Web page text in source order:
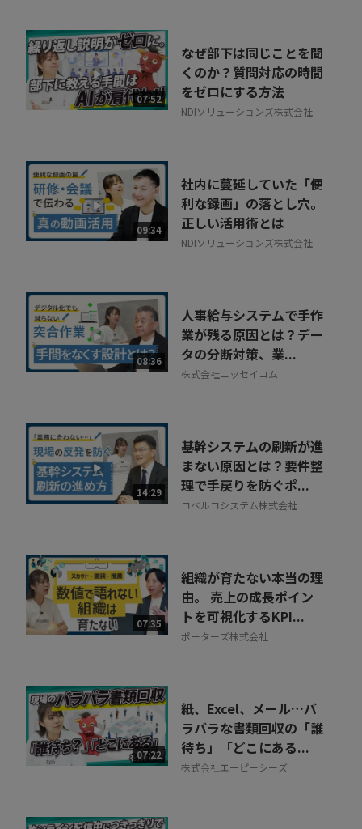
07:52
なぜ部下は同じことを聞
くのか？質問対応の時間
をゼロにする方法
NDIソリューションズ株式会社
09:34
社内に蔓延していた「便
利な録画」の落とし穴。
正しい活用術とは
NDIソリューションズ株式会社
08:36
人事給与システムで手作
業が残る原因とは？デー
タの分断対策、業...
株式会社ニッセイコム
14:29
基幹システムの刷新が進
まない原因とは？要件整
理で手戻りを防ぐポ...
コベルコシステム株式会社
07:35
組織が育たない本当の理
由。 売上の成長ポイン
トを可視化するKPI...
ポーターズ株式会社
07:22
紙、Excel、メール…バ
ラバラな書類回収の「誰
待ち」「どこにある...
株式会社エーピーシーズ